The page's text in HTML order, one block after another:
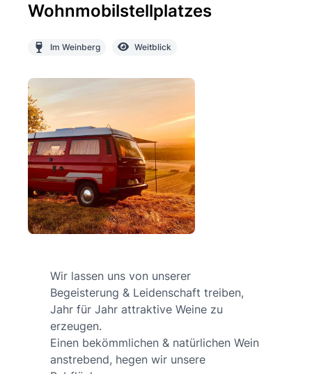
Wohnmobilstellplatzes
Im Weinberg Weitblick
Wir lassen uns von unserer
Begeisterung & Leidenschaft treiben,
Jahr für Jahr attraktive Weine zu
erzeugen.
Einen bekömmlichen & natürlichen Wein
anstrebend, hegen wir unsere